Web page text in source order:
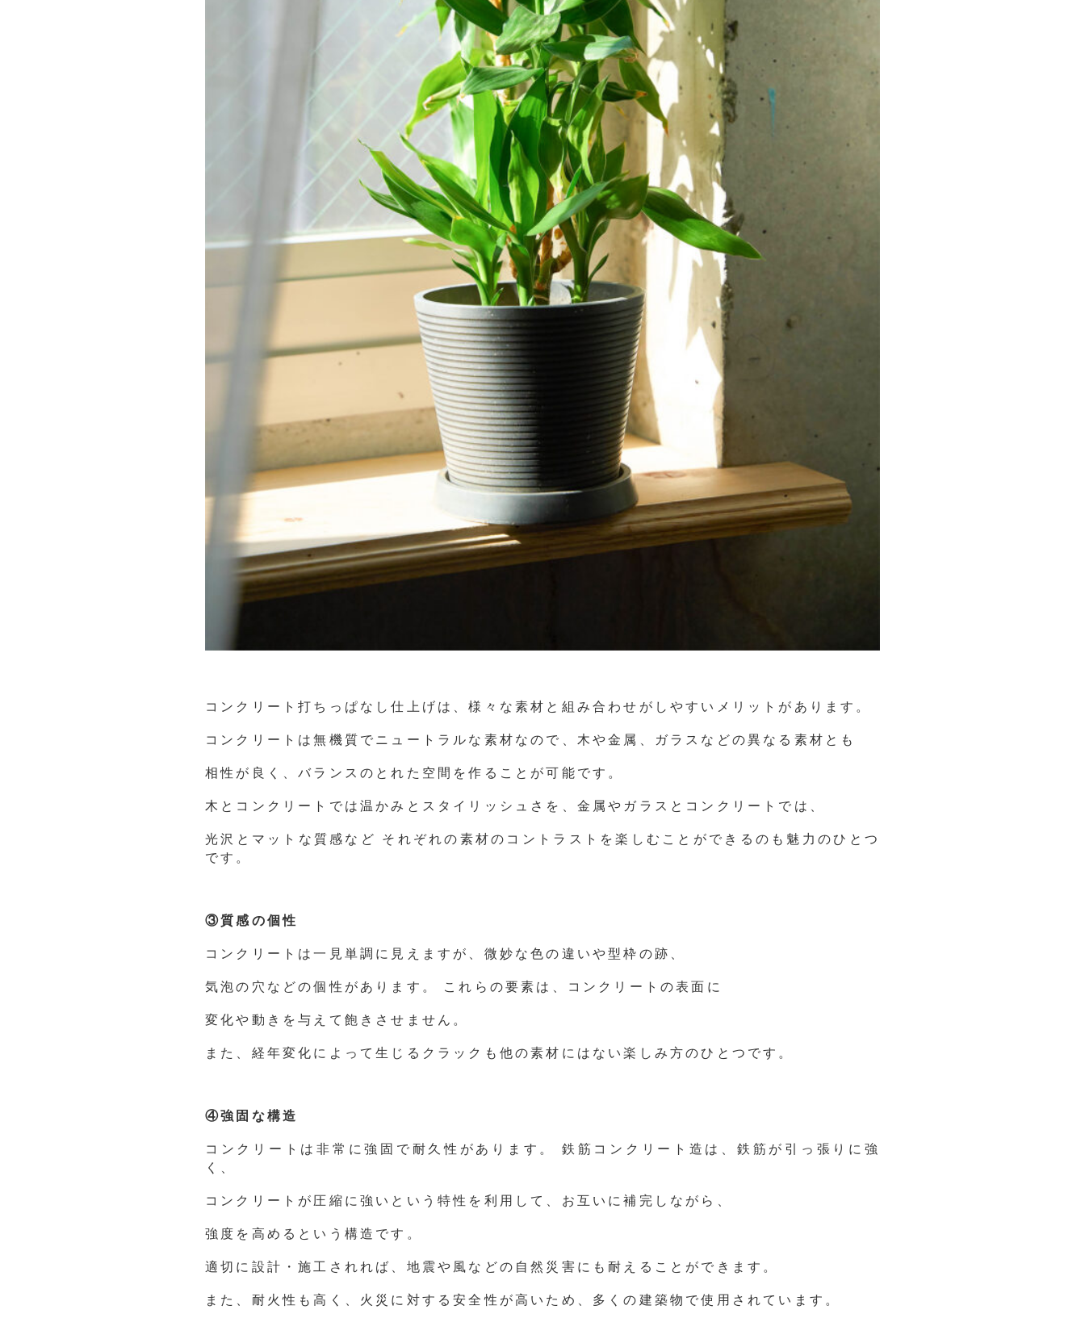
コンクリート打ちっぱなし仕上げは、様々な素材と組み合わせがしやすいメリットがあります。
コンクリートは無機質でニュートラルな素材なので、木や金属、ガラスなどの異なる素材とも
相性が良く、バランスのとれた空間を作ることが可能です。
木とコンクリートでは温かみとスタイリッシュさを、金属やガラスとコンクリートでは、
光沢とマットな質感など それぞれの素材のコントラストを楽しむことができるのも魅力のひとつ
です。
③質感の個性
コンクリートは一見単調に見えますが、微妙な色の違いや型枠の跡、
気泡の穴などの個性があります。 これらの要素は、コンクリートの表面に
変化や動きを与えて飽きさせません。
また、経年変化によって生じるクラックも他の素材にはない楽しみ方のひとつです。
④強固な構造
コンクリートは非常に強固で耐久性があります。 鉄筋コンクリート造は、鉄筋が引っ張りに強
く、
コンクリートが圧縮に強いという特性を利用して、お互いに補完しながら、
強度を高めるという構造です。
適切に設計・施工されれば、地震や風などの自然災害にも耐えることができます。
また、耐火性も高く、火災に対する安全性が高いため、多くの建築物で使用されています。